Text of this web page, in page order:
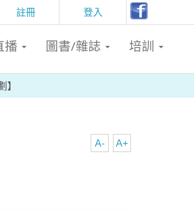
註冊 登入
播 圖書/雜誌 培訓
】
A+
A-